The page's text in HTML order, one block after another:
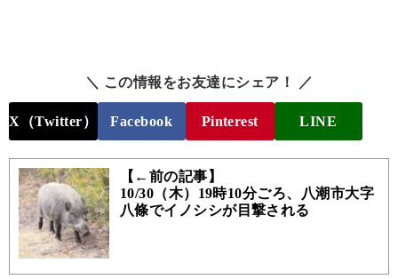
＼ この情報をお友達にシェア！ ／
X（Twitter） Facebook Pinterest LINE
【←前の記事】
10/30（木）19時10分ごろ、八潮市大字
八條でイノシシが目撃される